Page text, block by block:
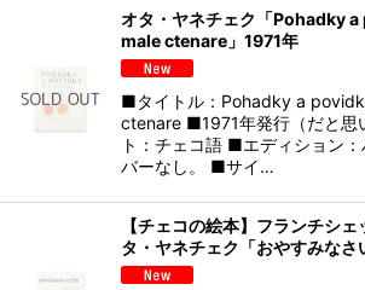
オタ・ヤネチェク「Pohadky
male ctenare」1971年
■タイトル：Pohadky a
ctenare ■1971年発行（だと思
ト：チェコ語 ■エディション
バーなし。 ■サイ…
【チェコの絵本】フランチシ
タ・ヤネチェク「おやすみな